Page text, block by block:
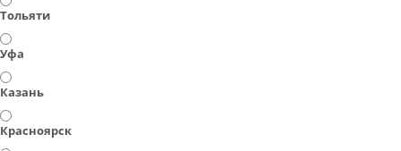
Тольяти
Уфа
Казань
Красноярск